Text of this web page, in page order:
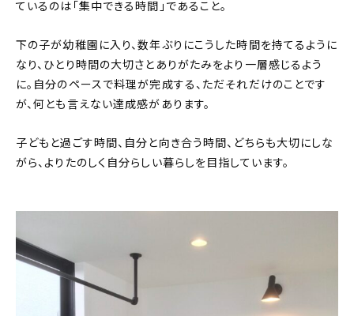
ているのは「集中できる時間」であること。
下の子が幼稚園に入り、数年ぶりにこうした時間を持てるように
なり、ひとり時間の大切さとありがたみをより一層感じるよう
に。自分のペースで料理が完成する、ただそれだけのことです
が、何とも言えない達成感があります。
子どもと過ごす時間、自分と向き合う時間、どちらも大切にしな
がら、よりたのしく自分らしい暮らしを目指しています。